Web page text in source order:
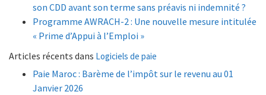
son CDD avant son terme sans préavis ni indemnité ?
Programme AWRACH-2 : Une nouvelle mesure intitulée
« Prime d’Appui à l’Emploi »
Articles récents dans Logiciels de paie
Paie Maroc : Barème de l’impôt sur le revenu au 01
Janvier 2026